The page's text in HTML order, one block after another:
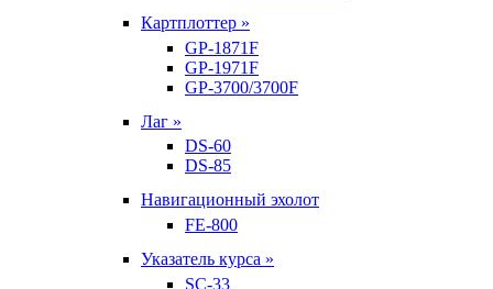
Картплоттер »
GP-1871F
GP-1971F
GP-3700/3700F
Лаг »
DS-60
DS-85
Навигационный эхолот
FE-800
Указатель курса »
SC-33